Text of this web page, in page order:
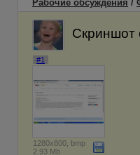
Рабочие обсуждения /
Скриншот
#1
1280x800, bmp
2.93 Mb